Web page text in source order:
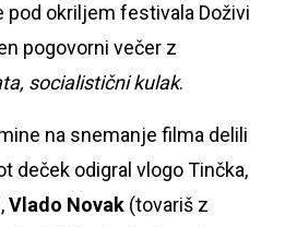
pod okriljem festivala Doživi
pogovorni večer z
socialistični kulak.
na snemanje filma delili
deček odigral vlogo Tinčka,
Vlado Novak (tovariš z